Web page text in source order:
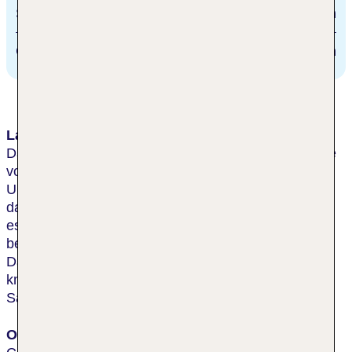
13.4 km
9.7 km
Lage & Umgebung
Das Business-Hotel liegt in einem Vorort in der Nähe
von Bright House Field. Zu den Attraktionen in der
Umgebung gehören der gebührenpflichtig Airco und
das Dunedin Stadium. Nach Clearwater Beach sind
es rund 8 km. In der Nähe können die Gäste sich
beim Bowling amüsieren oder Fliegenfischen gehen.
Das Freizeitzentrum Celebration Station ist rund 6,5
km entfernt. Der internationale Flughafen Orlando
Sanford liegt etwa 211 km entfernt.
Ort